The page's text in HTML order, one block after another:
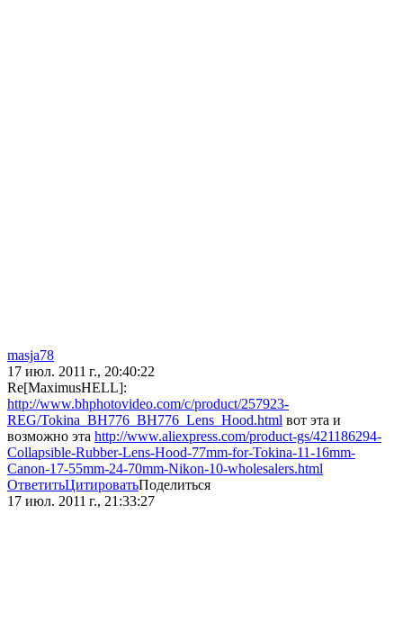
masja78
17 июл. 2011 г., 20:40:22
Re[MaximusHELL]:
http://www.bhphotovideo.com/c/product/257923-
REG/Tokina_BH776_BH776_Lens_Hood.html вот эта и
возможно эта http://www.aliexpress.com/product-gs/421186294-
Collapsible-Rubber-Lens-Hood-77mm-for-Tokina-11-16mm-
Canon-17-55mm-24-70mm-Nikon-10-wholesalers.html
ОтветитьЦитироватьПоделиться
17 июл. 2011 г., 21:33:27